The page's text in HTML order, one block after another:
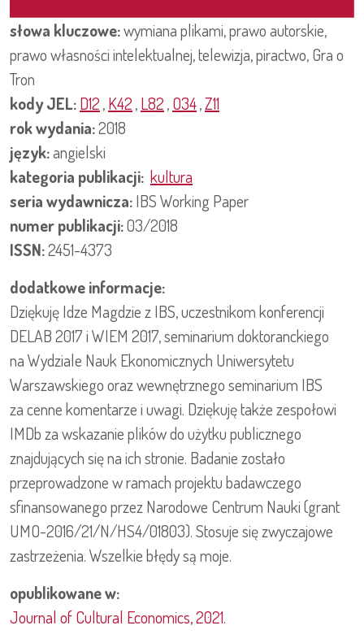
słowa kluczowe:wymiana plikami, prawo autorskie,
prawo własności intelektualnej, telewizja, piractwo, Gra o
Tron
kody JEL:D12,K42,L82,O34,Z11
rok wydania:2018
język:angielski
kategoria publikacji: kultura
seria wydawnicza:IBS Working Paper
numer publikacji:03/2018
ISSN:2451-4373
dodatkowe informacje:
Dziękuję Idze Magdzie z IBS, uczestnikom konferencji
DELAB 2017 i WIEM 2017, seminarium doktoranckiego
na Wydziale Nauk Ekonomicznych Uniwersytetu
Warszawskiego oraz wewnętrznego seminarium IBS
za cenne komentarze i uwagi. Dziękuję także zespołowi
IMDb za wskazanie plików do użytku publicznego
znajdujących się na ich stronie. Badanie zostało
przeprowadzone w ramach projektu badawczego
sfinansowanego przez Narodowe Centrum Nauki (grant
UMO-2016/21/N/HS4/01803). Stosuje się zwyczajowe
zastrzeżenia. Wszelkie błędy są moje.
opublikowane w:
Journal of Cultural Economics, 2021.